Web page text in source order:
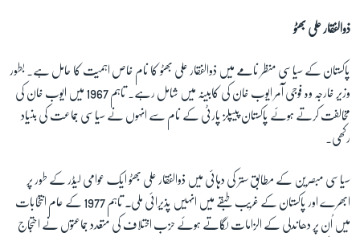
ذوالفقار علی بھٹو
پاکستان کے سیاسی منظر نامے میں ذوالفقار علی بھٹو کا نام خاص اہمیت کا حامل ہے۔ بطور
وزیر خارجہ وہ فوجی آمر ایوب خان کی کابینہ میں شامل رہے۔ تاہم 1967 میں ایوب خان کی
مخالفت کرتے ہوئے پاکستان پیپلز پارٹی کے نام سے انہوں نے سیاسی جماعت کی بنیاد
رکھی۔
سیاسی مبصرین کے مطابق ستر کی دہائی میں ذوالفقار علی بھٹو ایک عوامی لیڈر کے طور پر
ابھرے اور پاکستان کے غریب طبقے میں انہیں پذیرائی ملی
تاہم 1977 کے عام انتخابات
میں اُن پر دھاندلی کے الزامات لگاتے ہوئے حزب اختلاف کی متعدد جماعتوں نے احتجاج